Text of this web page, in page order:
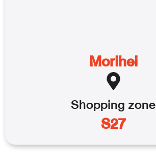
Morihei
Shoppingzone
S27